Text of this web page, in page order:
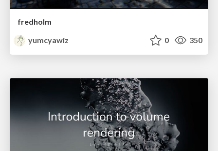
fredholm
yumcyawiz
0 350